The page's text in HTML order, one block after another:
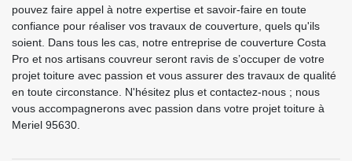
pouvez faire appel à notre expertise et savoir-faire en toute
confiance pour réaliser vos travaux de couverture, quels qu'ils
soient. Dans tous les cas, notre entreprise de couverture Costa
Pro et nos artisans couvreur seront ravis de s’occuper de votre
projet toiture avec passion et vous assurer des travaux de qualité
en toute circonstance. N'hésitez plus et contactez-nous ; nous
vous accompagnerons avec passion dans votre projet toiture à
Meriel 95630.